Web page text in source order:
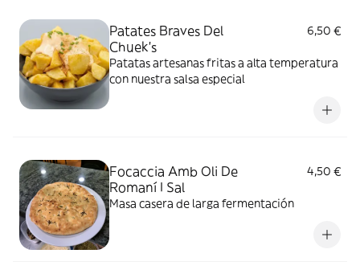
Patates Braves Del
Chuek's
6,50 €
Patatas artesanas fritas a alta temperatura
con nuestra salsa especial
Focaccia Amb Oli De
Romaní I Sal
4,50 €
Masa casera de larga fermentación